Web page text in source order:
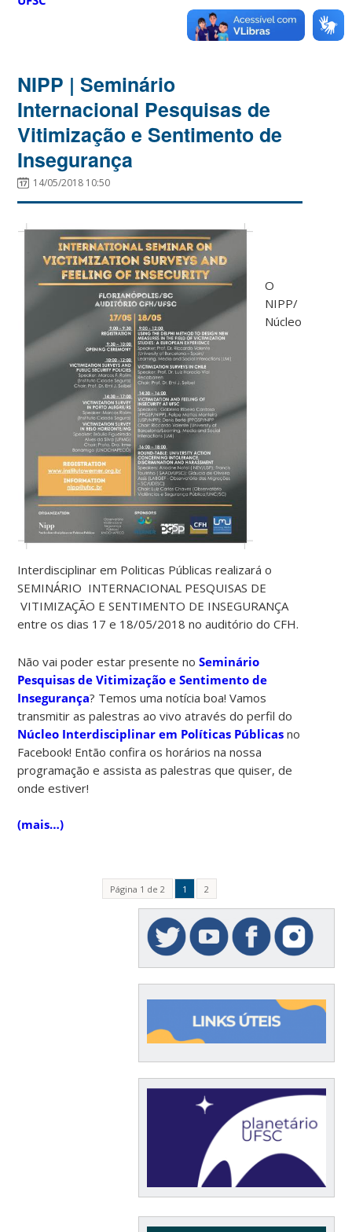
NIPP | Seminário
Internacional Pesquisas de
Vitimização e Sentimento de
Insegurança
14/05/2018 10:50
O
NIPP/
Núcleo
Interdisciplinar em Politicas Públicas realizará o
SEMINÁRIO INTERNACIONAL PESQUISAS DE
VITIMIZAÇÃO E SENTIMENTO DE INSEGURANÇA
entre os dias 17 e 18/05/2018 no auditório do CFH.
Não vai poder estar presente noSeminário
Pesquisas de Vitimização e Sentimento de
Insegurança? Temos uma notícia boa! Vamos
transmitir as palestras ao vivo através do perfil do
Núcleo Interdisciplinar em Políticas Públicas no
Facebook! Então confira os horários na nossa
programação e assista as palestras que quiser, de
onde estiver!
(mais…)
Página 1 de 2 1 2